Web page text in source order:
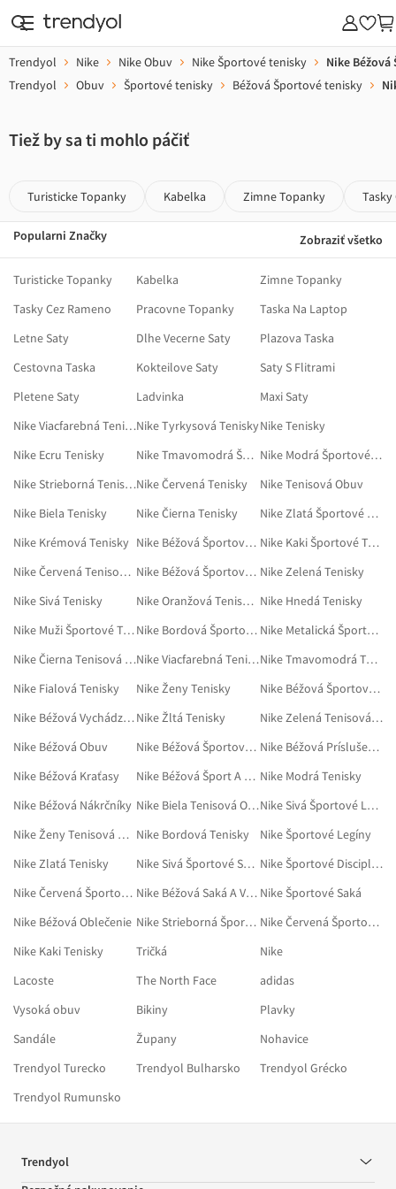
Trendyol Nike Nike Obuv Nike Športové tenisky
Nike
Trendyol
Obuv Športové tenisky Béžová Športové tenisky
Tiež by sa ti mohlo páčiť
Turisticke Topanky Kabelka Zimne Topanky Tasky
Popularni Značky Zobraziť všetko
Turisticke Topanky Kabelka
Zimne Topanky
Tasky Cez Rameno
Pracovne Topanky
Taska Na Laptop
Letne Saty
Dlhe Vecerne Saty
Plazova Taska
Cestovna Taska
Kokteilove Saty
Saty S Flitrami
Pletene Saty
Ladvinka
Maxi Saty
Nike Viacfarebná TeniskyNike Tyrkysová TeniskyNike Tenisky
Nike Ecru Tenisky
Nike Tmavomodrá Športové Tenisky
Nike Modrá Športové Tenisky
Nike Strieborná TeniskyNike Červená Tenisky
Nike Tenisová Obuv
Nike Biela Tenisky
Nike Čierna Tenisky
Nike Zlatá Športové Tenisky
Nike Krémová Tenisky
Nike Béžová Športové Saká
Nike Kaki Športové Tenisky
Nike Červená Tenisová Obuv
Nike Béžová Športové Disciplíny Nike Zelená Tenisky
Nike Sivá Tenisky
Nike Oranžová Tenisová Obuv Nike Hnedá Tenisky
Nike Muži Športové Tenisky
Nike Bordová Športové Tenisky
Nike Metalická Športové Tenisky
Nike Čierna Tenisová Obuv
Nike Viacfarebná Tenisová Obuv
Nike Tmavomodrá Tenisky
Nike Fialová Tenisky
Nike Ženy Tenisky
Nike Béžová Športové Oblečenie
Nike Béžová Vychádzková ObuvNike Žltá Tenisky
Nike Zelená Tenisová Obuv
Nike Béžová Obuv
Nike Béžová Športové Vybavenie
Nike Béžová Príslušenstvo
Nike Béžová Kraťasy
Nike Béžová Šport A Príroda Nike Modrá Tenisky
Nike Béžová Nákrčníky
Nike Biela Tenisová Obuv
Nike Sivá Športové Legíny
Nike Ženy Tenisová Obuv Nike Bordová Tenisky
Nike Športové Legíny
Nike Zlatá Tenisky
Nike Sivá Športové Saká
Nike Športové Disciplíny
Nike Červená Športové Saká
Nike Béžová Saká A Vesty Nike Športové Saká
Nike Béžová Oblečenie
Nike Strieborná Športové Legíny
Nike Červená Športové Disciplíny
Nike Kaki Tenisky
Tričká
Nike
Lacoste
The North Face
adidas
Vysoká obuv
Bikiny
Plavky
Sandále
Župany
Nohavice
Trendyol Turecko
Trendyol Bulharsko
Trendyol Grécko
Trendyol Rumunsko
Trendyol